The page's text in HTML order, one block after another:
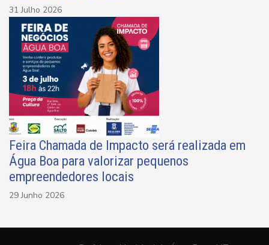
31 Julho 2026
Feira Chamada de Impacto será realizada em
Água Boa para valorizar pequenos
empreendedores locais
29 Junho 2026